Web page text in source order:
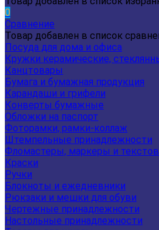
0
Сравнение
Товар добавлен в список
Посуда для дома и офиса
Кружки керамические,
Канцтовары
Бумага и бумажная продукция
Карандаши и грифели
Конверты бумажные
Обложки на паспорт
Фоторамки, рамки-коллаж
Штемпельные принадлежности
Фломастеры, маркеры и
Краски
Ручки
Блокноты и ежедневники
Рюкзаки и мешки для обуви
Чертежные принадлежности
Настольные принадлежности